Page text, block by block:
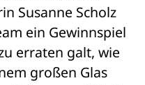
Susanne Scholz
ein Gewinnspiel
erraten galt, wie
großen Glas